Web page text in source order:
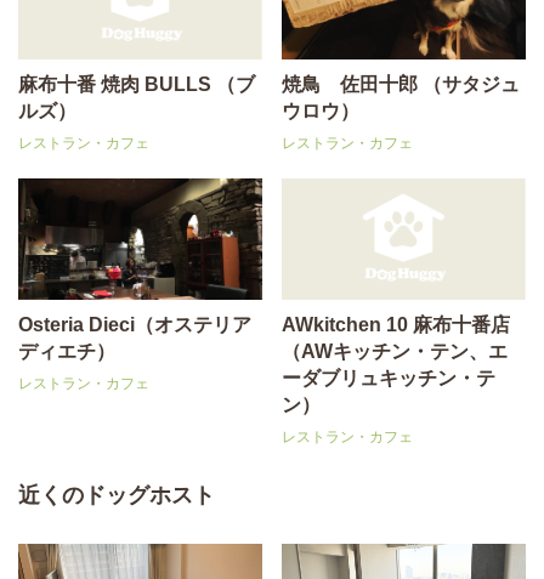
麻布十番 焼肉 BULLS （ブ
ルズ）
レストラン・カフェ
焼鳥 佐田十郎 （サタジュ
ウロウ）
レストラン・カフェ
Osteria Dieci（オステリア
ディエチ）
レストラン・カフェ
AWkitchen 10 麻布十番店
（AWキッチン・テン、エ
ーダブリュキッチン・テ
ン）
レストラン・カフェ
近くのドッグホスト